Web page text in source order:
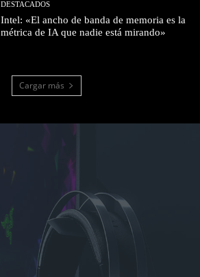
DESTACADOS
Intel: «El ancho de banda de memoria es la
métrica de IA que nadie está mirando»
Cargar más